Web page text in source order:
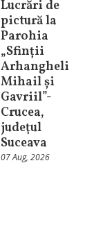
Lucrări de
pictură la
Parohia
„Sfinții
Arhangheli
Mihail și
Gavriil”-
Crucea,
judeţul
Suceava
07 Aug, 2026